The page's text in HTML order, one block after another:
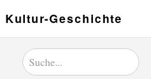
Geschichte